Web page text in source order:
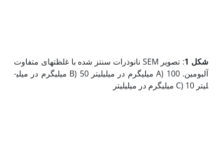
شکل 1
: تصویر SEM نانوذرات سنتز شده با غلظت­های متفاوت
آلبومین. A) 100 میلی­گرم در میلی­لیتر B) 50 میلی­گرم در میلی­
لیتر C) 10 میلی‫گرم در میلی­لیتر